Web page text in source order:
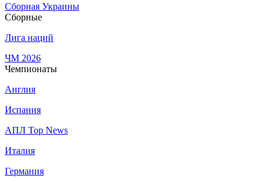
Сборная Украины
Сборные
Лига наций
ЧМ 2026
Чемпионаты
Англия
Испания
АПЛ Top News
Италия
Германия